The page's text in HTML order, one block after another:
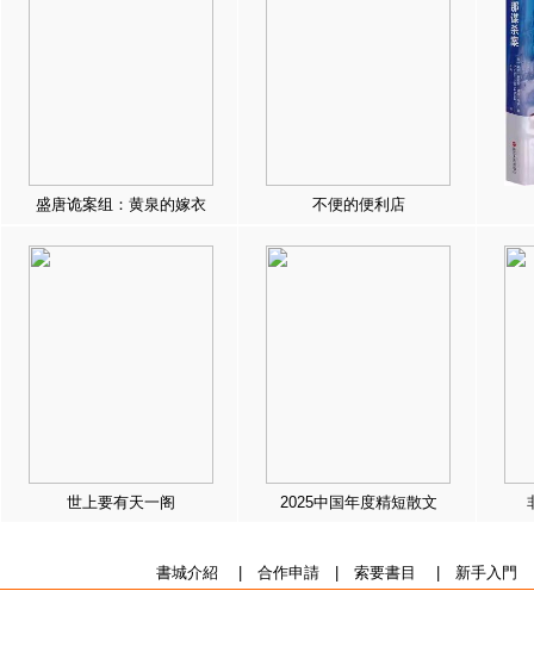
盛唐诡案组：黄泉的嫁衣 不便的便利店
世上要有天一阁 2025中国年度精短散文
書城介紹 合作申請| 索要書目 新手入門